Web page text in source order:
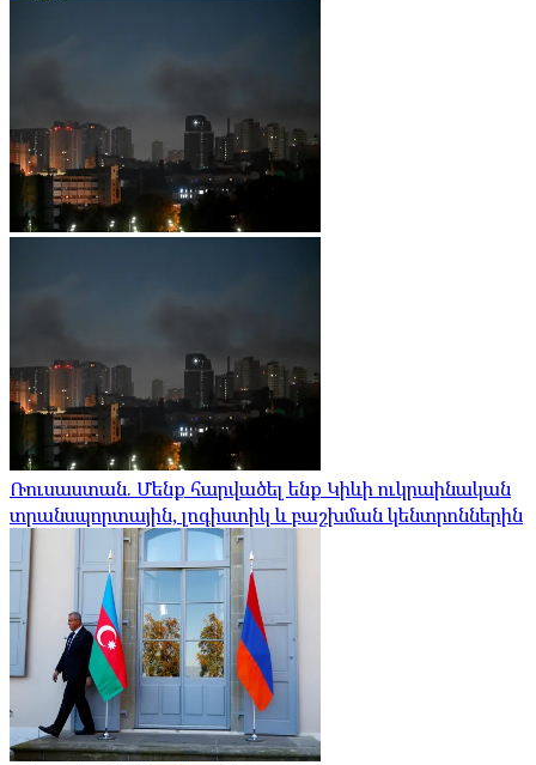
Ռուսաստան. Մենք հարվածել ենք Կիևի ուկրաինական
տրանսպորտային, լոգիստիկ և բաշխման կենտրոններին